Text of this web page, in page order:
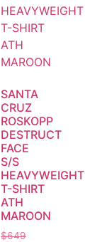
SANTA
CRUZ
ROSKOPP
DESTRUCT
FACE
S/S
HEAVYWEIGHT
T-SHIRT
ATH
MAROON
$649